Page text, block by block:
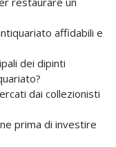
affidabili e
dei dipinti
dai collezionisti
prima di investire